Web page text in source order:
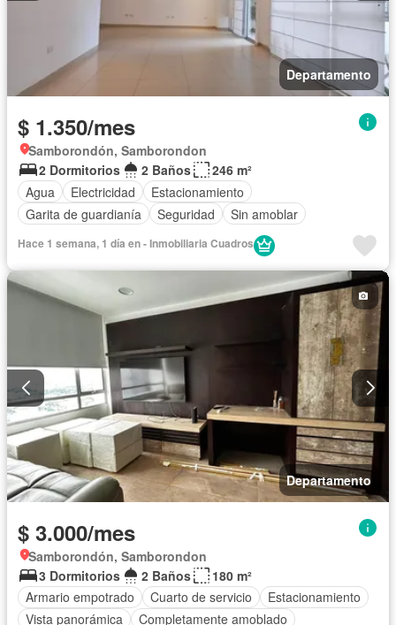
Departamento
$ 1.350/mes
Samborondón, Samborondon
2 Dormitorios
2 Baños
246 m²
Agua
Electricidad
Estacionamiento
Garita de guardianía
Seguridad Sin amoblar
Hace 1 semana, 1 día en - Inmobiliaria Cuadros
Departamento
$ 3.000/mes
Samborondón, Samborondon
3 Dormitorios
2 Baños
180 m²
Armario empotrado
Cuarto de servicio
Estacionamiento
Vista panorámica
Completamente amoblado